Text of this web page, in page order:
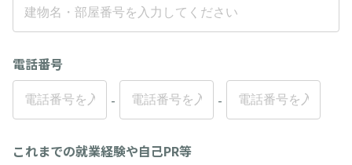
電話番号
-
-
これまでの就業経験や自己PR等